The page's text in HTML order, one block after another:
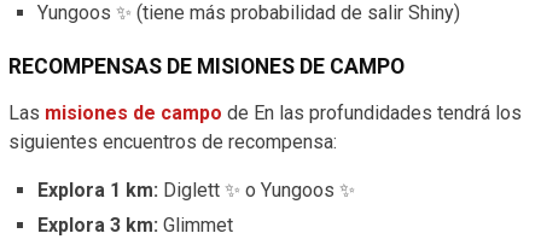
Yungoos ✨ (tiene más probabilidad de salir Shiny)
RECOMPENSAS DE MISIONES DE CAMPO
Las misiones de campo de En las profundidades tendrá los
siguientes encuentros de recompensa:
Explora 1 km: Diglett ✨ o Yungoos ✨
Explora 3 km: Glimmet